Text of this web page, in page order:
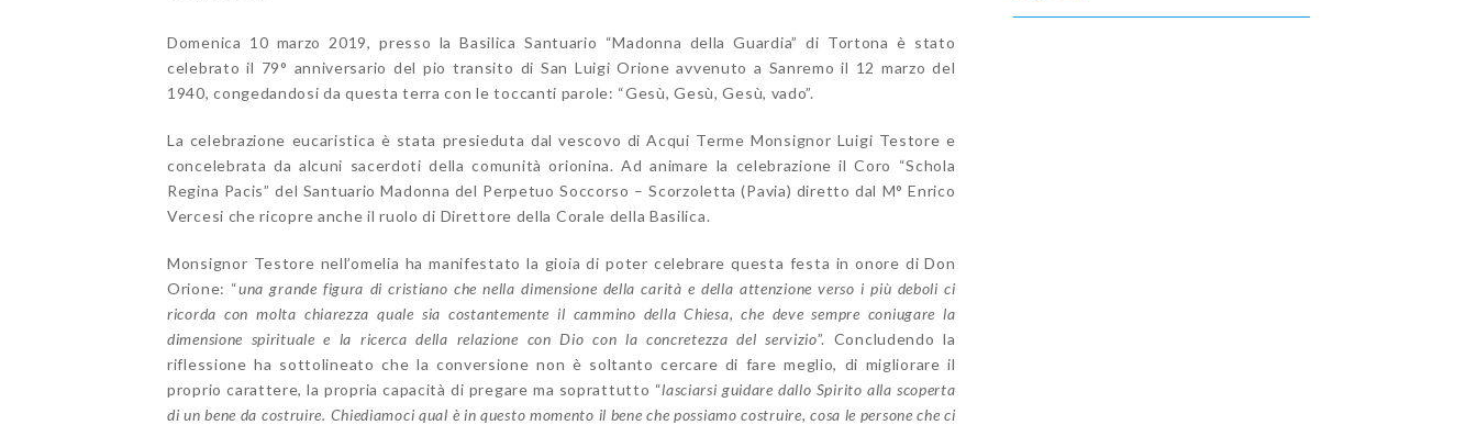
Domenica 10 marzo 2019, presso la Basilica Santuario “Madonna della Guardia” di Tortona è stato
celebrato il 79° anniversario del pio transito di San Luigi Orione avvenuto a Sanremo il 12 marzo del
1940, congedandosi da questa terra con le toccanti parole: “Gesù, Gesù, Gesù, vado”.
La celebrazione eucaristica è stata presieduta dal vescovo di Acqui Terme Monsignor Luigi Testore e
concelebrata da alcuni sacerdoti della comunità orionina. Ad animare la celebrazione il Coro “Schola
Regina Pacis” del Santuario Madonna del Perpetuo Soccorso – Scorzoletta (Pavia) diretto dal M° Enrico
Vercesi che ricopre anche il ruolo di Direttore della Corale della Basilica.
Monsignor Testore nell’omelia ha manifestato la gioia di poter celebrare questa festa in onore di Don
Orione: “una grande figura di cristiano che nella dimensione della carità e della attenzione verso i più deboli ci
ricorda con molta chiarezza quale sia costantemente il cammino della Chiesa, che deve sempre coniugare la
dimensione spirituale e la ricerca della relazione con Dio con la concretezza del servizio”. Concludendo la
riflessione ha sottolineato che la conversione non è soltanto cercare di fare meglio, di migliorare il
proprio carattere, la propria capacità di pregare ma soprattutto “lasciarsi guidare dallo Spirito alla scoperta
di un bene da costruire. Chiediamoci qual è in questo momento il bene che possiamo costruire, cosa le persone che ci